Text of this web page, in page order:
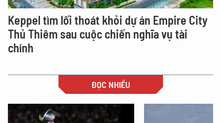
Keppel tìm lối thoát khỏi dự án Empire City
Thủ Thiêm sau cuộc chiến nghĩa vụ tài
chính
ĐỌC NHIỀU